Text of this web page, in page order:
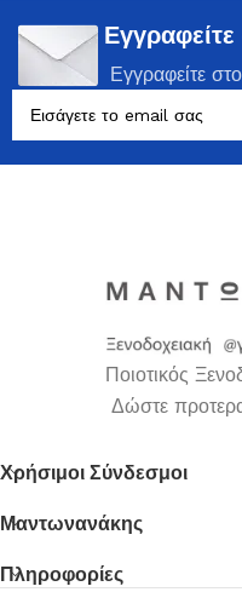
Εγγραφείτε
Ποιοτικός
Δώστε
Χρήσιμοι Σύνδεσμοι
Μαντωνανάκης
Πληροφορίες